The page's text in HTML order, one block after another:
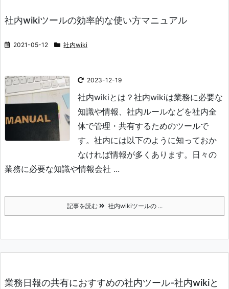
社内wikiツールの効率的な使い方マニュアル
2021-05-12 社内wiki
2023-12-19
社内wikiとは？ 社内wikiは業務に必要な
知識や情報、社内ルールなどを社内全
体で管理・共有するためのツールで
す。 社内には以下のように知っておか
なければ情報が多くあります。 日々の
業務に必要な知識や情報会社 ...
記事を読む 社内wikiツールの ...
業務日報の共有におすすめの社内ツール-社内wikiと